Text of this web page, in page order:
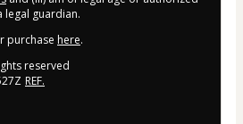
legal guardian.
purchase here.
reserved
REF.